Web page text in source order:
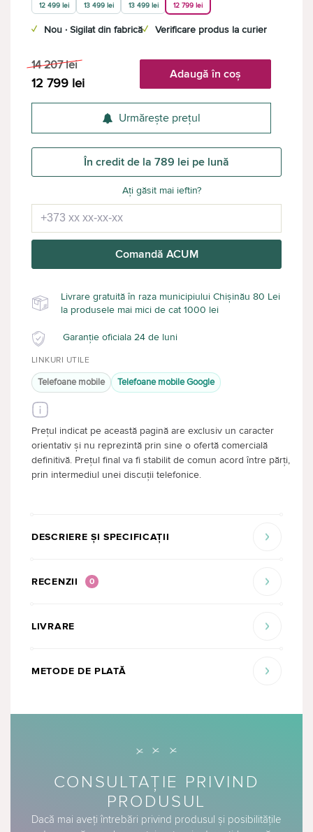
12 499 lei 13 499 lei 13 499 lei 12 799 lei
✓ Nou · Sigilat din fabrică✓ Verificare produs la curier
14 207 lei
12 799 lei
Adaugă în coș
Urmărește prețul
În credit de la 789 lei pe lună
Ați găsit mai ieftin?
Comandă ACUM
Livrare gratuită în raza municipiului Chișinău 80 Lei
la produsele mai mici de cat 1000 lei
Garanție oficiala 24 de luni
LINKURI UTILE
Telefoane mobile Telefoane mobile Google
Prețul indicat pe această pagină are exclusiv un caracter
orientativ și nu reprezintă prin sine o ofertă comercială
definitivă. Prețul final va fi stabilit de comun acord între părți,
prin intermediul unei discuții telefonice.
DESCRIERE ȘI SPECIFICAȚII
RECENZII 0
LIVRARE
METODE DE PLATĂ
CONSULTAȚIE PRIVIND
PRODUSUL
Dacă mai aveți întrebări privind produsul și posibilitățile